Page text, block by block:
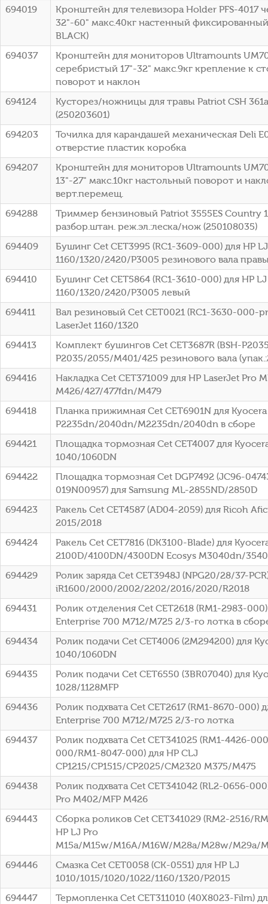
694019
Кронштейн для телевизора Holder PFS-4017
32"-60" макс.40кг настенный фиксированный
BLACK)
694037
Кронштейн для мониторов Ultramounts
серебристый 17"-32" макс.9кг крепление к
поворот и наклон
694124
Кусторез/ножницы для травы Patriot CSH
(250203601)
694203
Точилка для карандашей механическая Deli
отверстие пластик коробка
694207
Кронштейн для мониторов Ultramounts
13"-27" макс.10кг настольный поворот и
верт.перемещ.
694288
Триммер бензиновый Patriot 3555ES Country
разбор.штан. реж.эл.:леска/нож (250108035)
694409
Бушинг Cet CET3995 (RC1-3609-000) для HP LJ
1160/1320/2420/P3005 резинового вала
694410
Бушинг Cet CET5864 (RC1-3610-000) для HP LJ
1160/1320/2420/P3005 левый
694411
Вал резиновый Cet CET0021 (RC1-3630-000-
LaserJet 1160/1320
694413
Комплект бушингов Cet CET3687R (BSH-
P2035/2055/M401/425 резинового вала
694416
Накладка Cet CET371009 для HP LaserJet Pro
M426/427/477fdn/M479
694418
Планка прижимная Cet CET6901N для Kyocera
P2235dn/2040dn/M2235dn/2040dn в сборе
694421
Площадка тормозная Cet CET4007 для
1040/1060DN
694422
Площадка тормозная Cet DGP7492 (JC96-
019N00957) для Samsung ML-2855ND/2850D
694423
Ракель Cet CET4587 (AD04-2059) для Ricoh
2015/2018
694424
Ракель Cet CET7816 (DK3100-Blade) для
2100D/4100DN/4300DN Ecosys M3040dn/
694429
Ролик заряда Cet CET3948J (NPG20/28/37-
iR1600/2000/2002/2202/2016/2020/R2018
694431
Ролик отделения Cet CET2618 (RM1-2983-
Enterprise 700 M712/M725 2/3-го лотка в
694434
Ролик подачи Cet CET4006 (2M294200) для
1040/1060DN
694435
Ролик подачи Cet CET6550 (3BR07040) для
1028/1128MFP
694436
Ролик подхвата Cet CET2617 (RM1-8670-000)
Enterprise 700 M712/M725 2/3-го лотка
694437
Ролик подхвата Cet CET341025 (RM1-4426-
000/RM1-8047-000) для HP CLJ
CP1215/CP1515/CP2025/CM2320 M375/M475
694438
Ролик подхвата Cet CET341042 (RL2-0656-
Pro M402/MFP M426
694443
Сборка роликов Cet CET341029 (RM2-2516/
HP LJ Pro
M15a/M15w/M16A/M16W/M28a/M28w/M29a/
694446
Смазка Cet CET0058 (CK-0551) для HP LJ
1010/1015/1020/1022/1160/1320/P2015
694447
Термопленка Cet CET311010 (40X8023-Film)